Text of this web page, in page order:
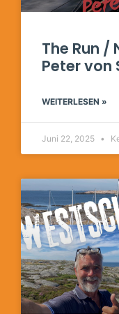
The Run
Peter von
WEITERLESEN »
Juni 22, 2025